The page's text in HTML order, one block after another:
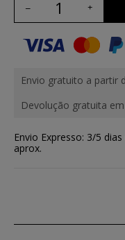
Envio gratuito a partir
Devolução gratuita
Envio Expresso: 3/5
aprox.